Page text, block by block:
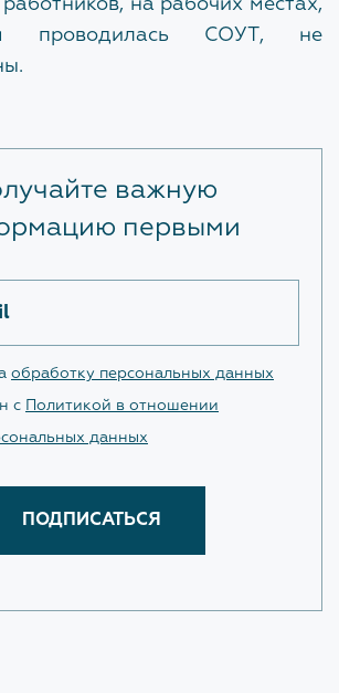
на рабочих местах,
проводилась СОУТ, не
важную
первыми
обработку персональных данных
с Политикой в отношении
данных